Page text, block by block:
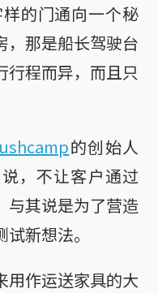
的门通向一个秘
，那是船长驾驶台
行程而异，而且只
的创始人
，不让客户通过
与其说是为了营造
新想法。
用作运送家具的大